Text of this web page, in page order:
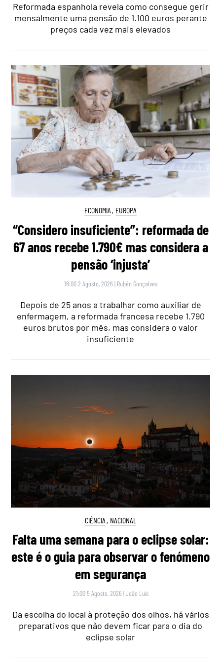
Reformada espanhola revela como consegue gerir
mensalmente uma pensão de 1.100 euros perante
preços cada vez mais elevados
ECONOMIA , EUROPA
“Considero insuficiente”: reformada de
67 anos recebe 1.790€ mas considera a
pensão ‘injusta’
18:00 2 Agosto, 2026 | Rubén Gonçalves
Depois de 25 anos a trabalhar como auxiliar de
enfermagem, a reformada francesa recebe 1.790
euros brutos por mês, mas considera o valor
insuficiente
CIÊNCIA , NACIONAL
Falta uma semana para o eclipse solar:
este é o guia para observar o fenómeno
em segurança
21:00 5 Agosto, 2026 |João Luís
Da escolha do local à proteção dos olhos, há vários
preparativos que não devem ficar para o dia do
eclipse solar